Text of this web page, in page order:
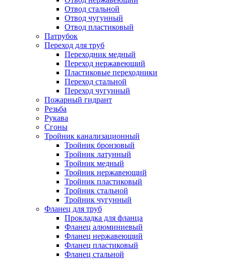
Отвод стальной
Отвод чугунный
Отвод пластиковый
Патрубок
Переход для труб
Переходник медный
Переход нержавеющий
Пластиковые переходники
Переход стальной
Переход чугунный
Пожарный гидрант
Резьба
Рукава
Сгоны
Тройник канализационный
Тройник бронзовый
Тройник латунный
Тройник медный
Тройник нержавеющий
Тройник пластиковый
Тройник стальной
Тройник чугунный
Фланец для труб
Прокладка для фланца
Фланец алюминиевый
Фланец нержавеющий
Фланец пластиковый
Фланец стальной